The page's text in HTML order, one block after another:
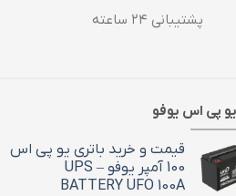
پشتیبانی ۲۴ ساعته
پی اس یوفو
قیمت و خرید باتری یو پی اس
100 آمپر یوفو – UPS
BATTERY UFO 100A